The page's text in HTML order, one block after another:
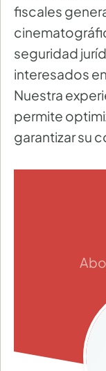
fiscales
seguridad
interesados
Nuestra
permite
garantizar su